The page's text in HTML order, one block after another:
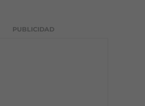
PUBLICIDAD